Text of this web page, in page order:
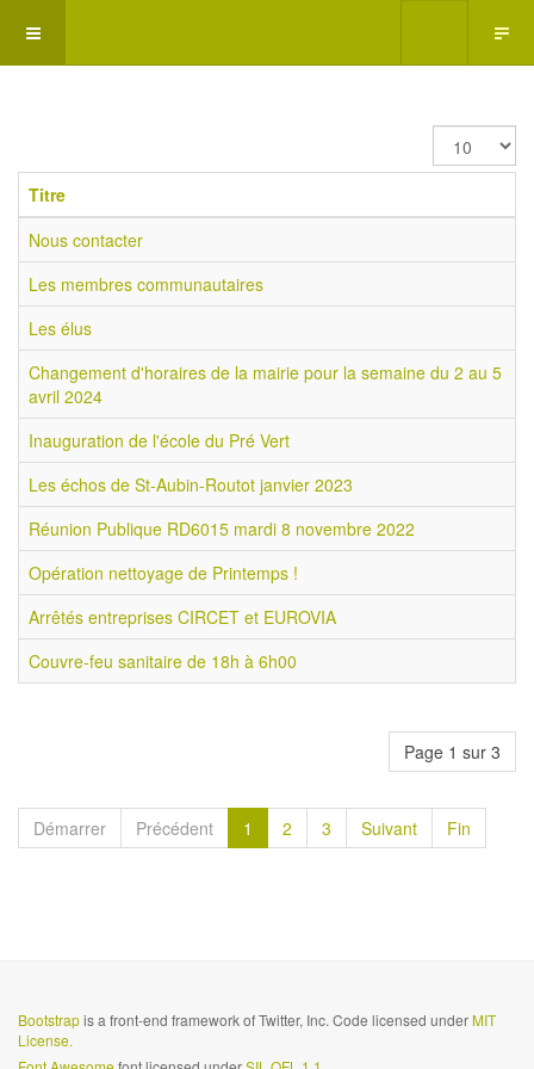
Afficher
#
Titre
Nous contacter
Les membres communautaires
Les élus
Changement d'horaires de la mairie pour la semaine du 2 au 5
avril 2024
Inauguration de l'école du Pré Vert
Les échos de St-Aubin-Routot janvier 2023
Réunion Publique RD6015 mardi 8 novembre 2022
Opération nettoyage de Printemps !
Arrêtés entreprises CIRCET et EUROVIA
Couvre-feu sanitaire de 18h à 6h00
Page 1 sur 3
Démarrer Précédent 1 2 3 Suivant Fin
Bootstrapis a front-end framework of Twitter, Inc. Code licensed underMIT
License.